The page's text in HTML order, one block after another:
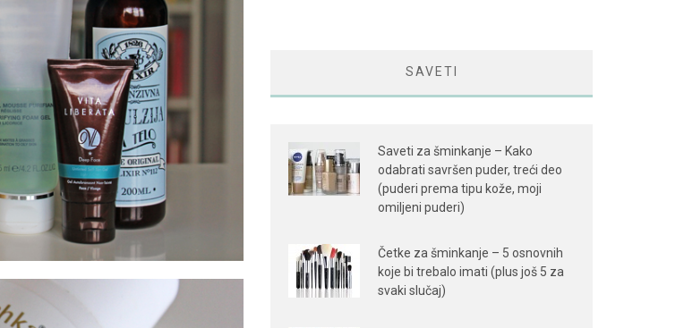
SAVETI
Saveti za šminkanje – Kako
odabrati savršen puder, treći deo
(puderi prema tipu kože, moji
omiljeni puderi)
Četke za šminkanje – 5 osnovnih
koje bi trebalo imati (plus još 5 za
svaki slučaj)